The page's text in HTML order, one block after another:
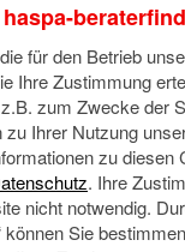
haspa-
für den Betrieb
Ihre Zustimmung
zum Zwecke der
Ihrer Nutzung
zu diesen
. Ihre
nicht notwendig.
können Sie